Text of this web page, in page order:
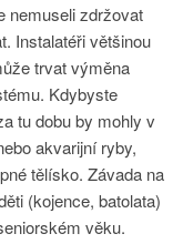
nemuseli zdržovat
Instalatéři většinou
trvat výměna
Kdybyste
tu dobu by mohly v
akvarijní ryby,
tělísko. Závada na
(kojence, batolata)
věku.